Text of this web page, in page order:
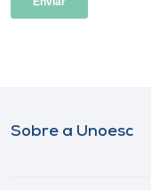
Sobre a Unoesc